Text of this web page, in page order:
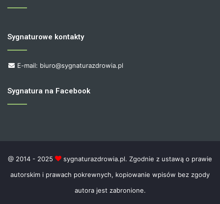
Sygnaturowe kontakty
E-mail: biuro@sygnaturazdrowia.pl
Sygnatura na Facebook
@ 2014 - 2025
sygnaturazdrowia.pl. Zgodnie z ustawą o prawie
autorskim i prawach pokrewnych, kopiowanie wpisów bez zgody
autora jest zabronione.